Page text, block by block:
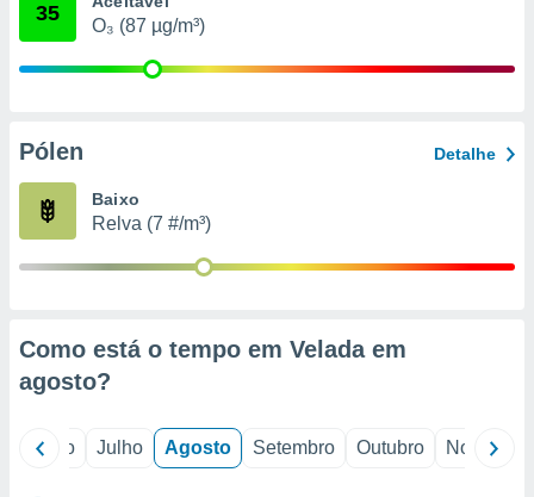
estudos
35
O₃ (87 µg/m³)
Pólen Detalhe
Baixo
Relva (7 #/m³)
Como está o tempo em Velada em
agosto?
Junho Julho Agosto Setembro Outubro Novembro